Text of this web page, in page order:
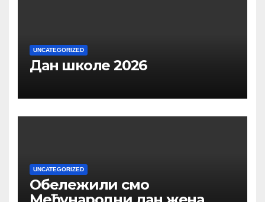
UNCATEGORIZED
Дан школе 2026
UNCATEGORIZED
Обележили смо